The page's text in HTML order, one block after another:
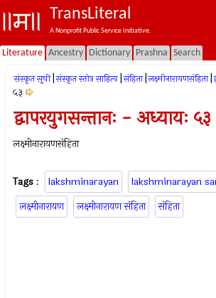
TransLiteral
A Nonprofit Public Service Initiative.
Literature Ancestry Dictionary Prashna Search
संस्कृत सूची संस्कृत स्तोत्र साहित्य संहिता लक्ष्मीनारायणसंहिता
५३
द्वापरयुगसन्तानः - अध्यायः ५३
लक्ष्मीनारायणसंहिता
Tags : lakshminarayan lakshminarayan
लक्ष्मीनारायण
लक्ष्मीनारायण संहिता संहिता